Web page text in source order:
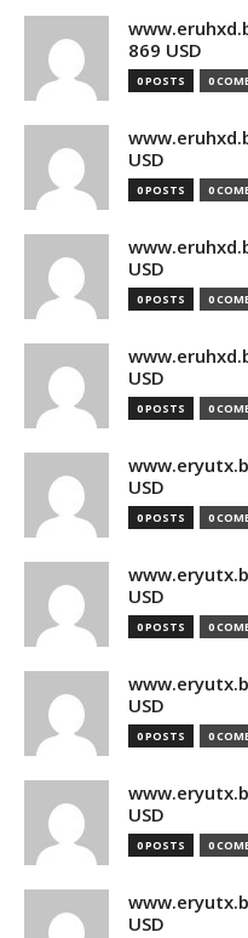
869 USD
0 POSTS 0
USD
0 POSTS 0
USD
0 POSTS 0
USD
0 POSTS 0
USD
0 POSTS 0
USD
0 POSTS 0
USD
0 POSTS 0
USD
0 POSTS 0
USD